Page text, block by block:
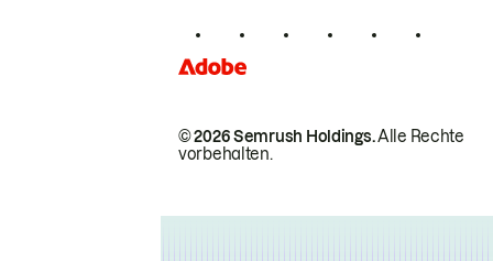
© 2026 Semrush Holdings.Alle Rechte
vorbehalten.